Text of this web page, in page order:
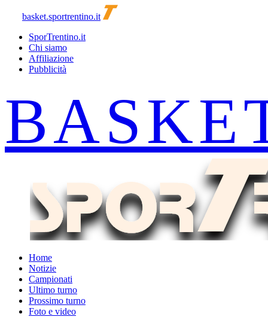
basket.sportrentino.it
SporTrentino.it
Chi siamo
Affiliazione
Pubblicità
Home
Notizie
Campionati
Ultimo turno
Prossimo turno
Foto e video